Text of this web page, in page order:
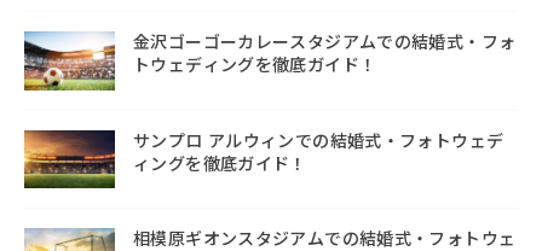
金沢ゴーゴーカレースタジアムでの結婚式・フォ
トウェディングを徹底ガイド！
サンプロ アルウィンでの結婚式・フォトウェデ
ィングを徹底ガイド！
相模原ギオンスタジアムでの結婚式・フォトウェ